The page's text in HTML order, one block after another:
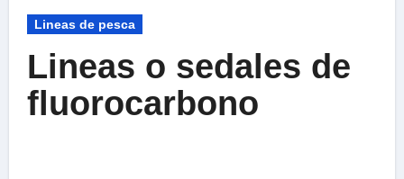
Lineas de pesca
Lineas o sedales de
fluorocarbono